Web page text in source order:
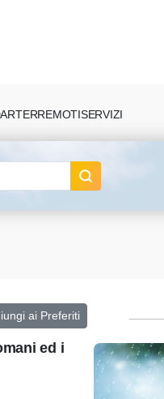
TERREMOTISERVIZI
ai Preferiti
ed i